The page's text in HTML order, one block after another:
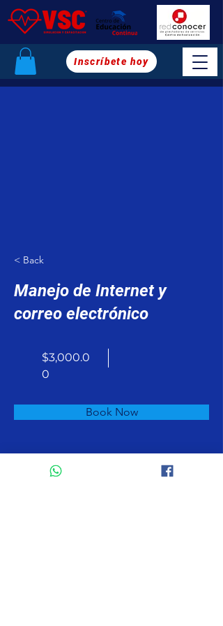
Inscríbete hoy
< Back
Manejo de Internet y
correo electrónico
$3,000.0
0
Book Now